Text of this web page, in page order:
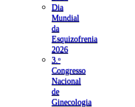
Dia
Mundial
da
Esquizofrenia
2026
3.ᵒ
Congresso
Nacional
de
Ginecologia